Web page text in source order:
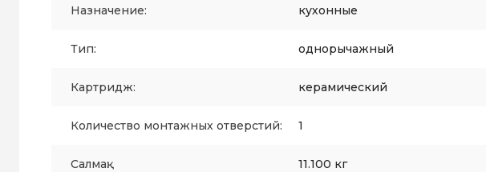
Назначение: кухонные
Тип: однорычажный
Картридж: керамический
Количество монтажных отверстий: 1
Салмақ: 11.100 кг